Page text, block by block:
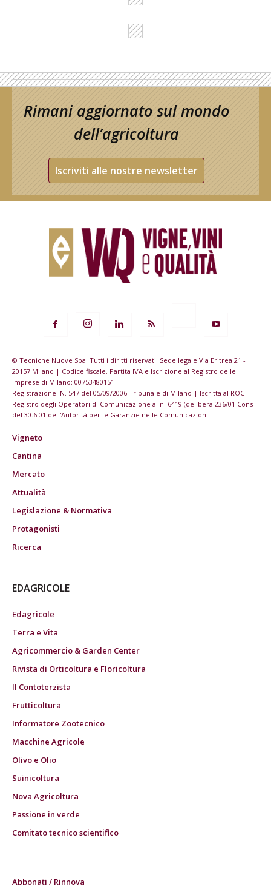
Rimani aggiornato sul mondo
dell’agricoltura
Iscriviti alle nostre newsletter
© Tecniche Nuove Spa. Tutti i diritti riservati. Sede legale Via Eritrea 21 -
20157 Milano | Codice fiscale, Partita IVA e Iscrizione al Registro delle
imprese di Milano: 00753480151
Registrazione: N. 547 del 05/09/2006 Tribunale di Milano | Iscritta al ROC
Registro degli Operatori di Comunicazione al n. 6419 (delibera 236/01 Cons
del 30.6.01 dell'Autorità per le Garanzie nelle Comunicazioni
Vigneto
Cantina
Mercato
Attualità
Legislazione & Normativa
Protagonisti
Ricerca
EDAGRICOLE
Edagricole
Terra e Vita
Agricommercio & Garden Center
Rivista di Orticoltura e Floricoltura
Il Contoterzista
Frutticoltura
Informatore Zootecnico
Macchine Agricole
Olivo e Olio
Suinicoltura
Nova Agricoltura
Passione in verde
Comitato tecnico scientifico
Abbonati / Rinnova